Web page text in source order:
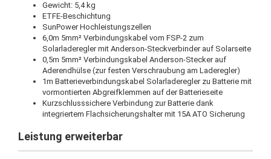
Gewicht: 5,4 kg
ETFE-Beschichtung
SunPower Hochleistungszellen
6,0m 5mm² Verbindungskabel vom FSP-2 zum
Solarladeregler mit Anderson-Steckverbinder auf Solarseite
0,5m 5mm² Verbindungskabel Anderson-Stecker auf
Aderendhülse (zur festen Verschraubung am Laderegler)
1m Batterieverbindungskabel Solarladeregler zu Batterie mit
vormontierten Abgreifklemmen auf der Batterieseite
Kurzschlusssichere Verbindung zur Batterie dank
integriertem Flachsicherungshalter mit 15A ATO Sicherung
Leistung erweiterbar